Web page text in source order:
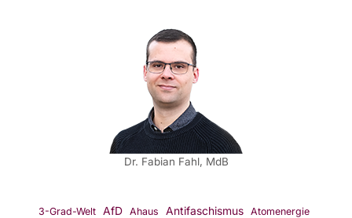
Dr. Fabian Fahl, MdB
3-Grad-Welt AfD Ahaus Antifaschismus Atomenergie